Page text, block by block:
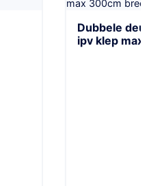
Dubbele
ipv klep